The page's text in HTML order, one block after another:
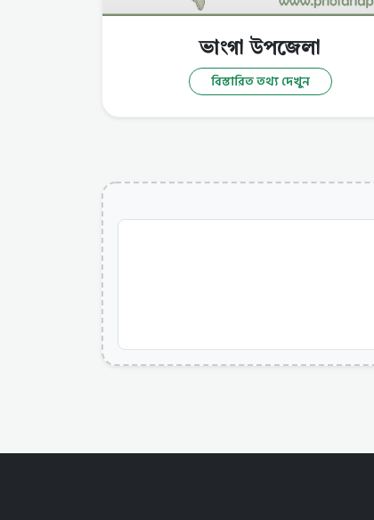
ভাংগা উপজেলা
বিস্তারিত তথ্য দেখুন